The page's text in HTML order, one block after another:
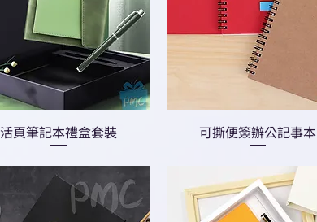
活頁筆記本禮盒套裝 可撕便簽辦公記事本